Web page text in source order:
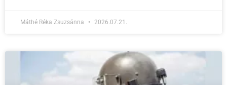
Máthé Réka Zsuzsánna 2026.07.21.